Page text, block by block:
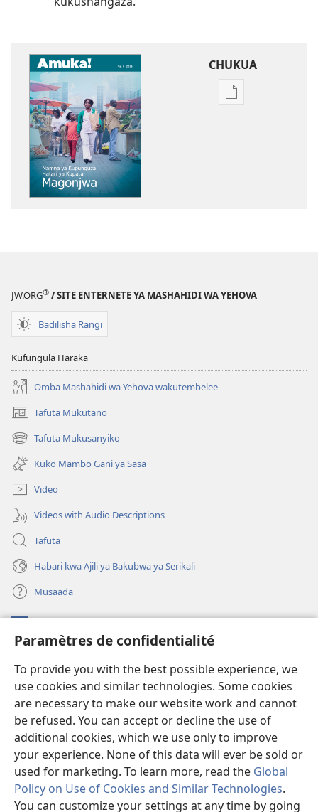
Paramètres de confidentialité
To provide you with the best possible experience, we
use cookies and similar technologies. Some cookies
are necessary to make our website work and cannot
be refused. You can accept or decline the use of
additional cookies, which we use only to improve
your experience. None of this data will ever be sold or
used for marketing. To learn more, read the Global
Policy on Use of Cookies and Similar Technologies.
You can customize your settings at any time by going
CHUKUA
Njia
Hatari
JW.ORG® / SITE ENTERNETE YA MASHAHIDI WA YEHOVA
Badilisha Rangi
Kufungula Haraka
Omba Mashahidi wa Yehova wakutembelee
Tafuta Mukutano
(opens
new
window)
Tafuta Mukusanyiko
(opens
new
window)
Kuko Mambo Gani ya Sasa
Video
Videos with Audio Descriptions
Tafuta
Habari kwa Ajili ya Bakubwa ya Serikali
Musaada
(opens
new
Maktaba ku Enternete
(opens
new
window)JW Hub
(opens
new
window)Programu ya JW Library
Copyright© 2026 Watch Tower Bible and Tract Society of Pennsylvania.